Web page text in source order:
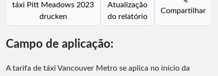
táxi Pitt Meadows 2023
drucken
Atualização
do relatório
Compartilhar
Campo de aplicação:
A tarifa de táxi Vancouver Metro se aplica no início da